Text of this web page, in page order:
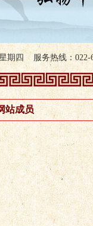
期四 服务热线：022-
站成员